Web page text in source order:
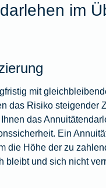
im
mit
das Risiko steigender
das
Ein
die Höhe der zu
bleibt und sich nicht